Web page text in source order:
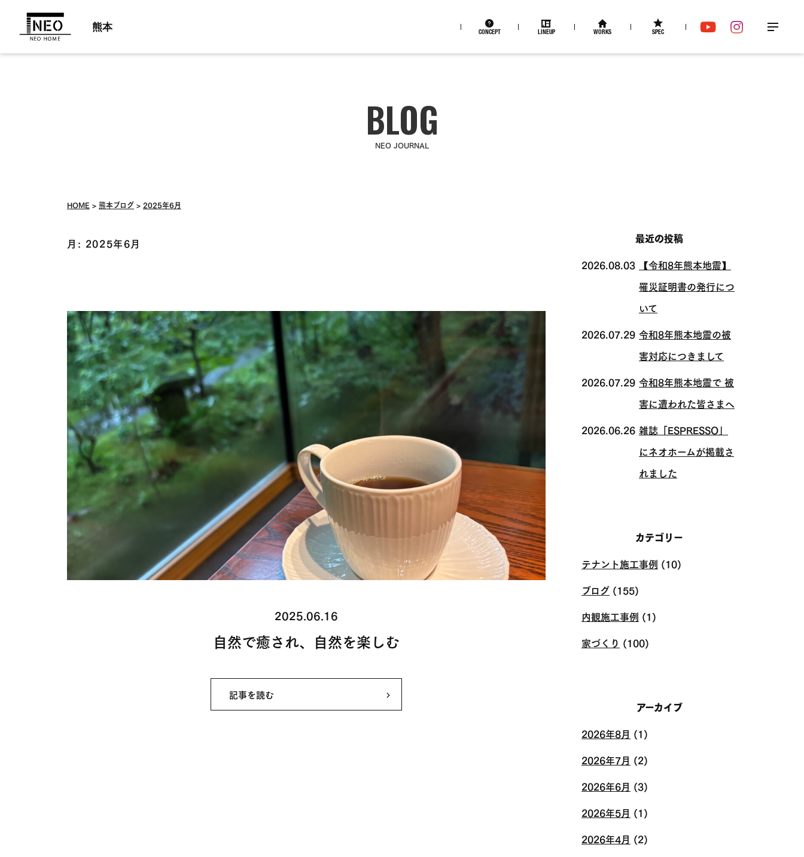
熊本
CONCEPT LINEUP WORKS SPEC
YouTubeInstagram
ニュー
NEO JOURNAL
HOME 熊本ブログ 2025年6月
月: 2025年6月
2025.06.16
自然で癒され、自然を楽しむ
記事を読む
最近の投稿
2026.08.03 【令和8年熊本地震】
罹災証明書の発行につ
いて
2026.07.29 令和8年熊本地震の被
害対応につきまして
2026.07.29 令和8年熊本地震で 被
害に遭われた皆さまへ
2026.06.26 雑誌「ESPRESSO」
にネオホームが掲載さ
れました
カテゴリー
テナント施工事例 (10)
ブログ (155)
内観施工事例 (1)
家づくり (100)
アーカイブ
2026年8月 (1)
2026年7月 (2)
2026年6月 (3)
2026年5月 (1)
2026年4月 (2)